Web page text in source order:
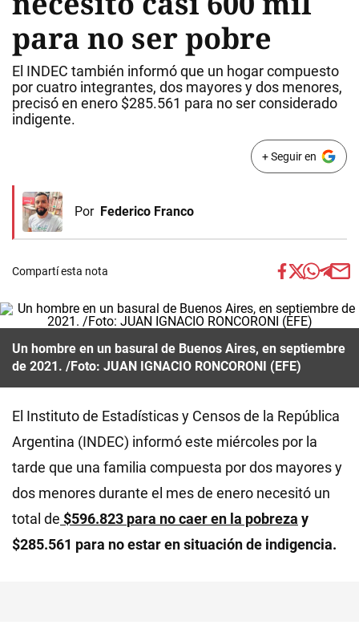
para no ser pobre
El INDEC también informó que un hogar compuesto
por cuatro integrantes, dos mayores y dos menores,
precisó en enero $285.561 para no ser considerado
indigente.
+ Seguir en
Por Federico Franco
Compartí esta nota
Un hombre en un basural de Buenos Aires, en septiembre
de 2021. /Foto: JUAN IGNACIO RONCORONI (EFE)
El Instituto de Estadísticas y Censos de la República
Argentina (INDEC) informó este miércoles por la
tarde que una familia compuesta por dos mayores y
dos menores durante el mes de enero necesitó un
total de $596.823 para no caer en la pobreza y
$285.561 para no estar en situación de indigencia.